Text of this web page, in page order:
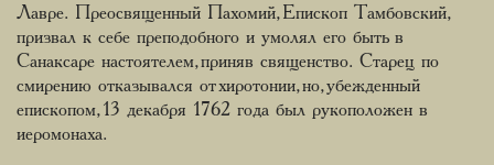
Лавре. Преосвященный Пахомий, Епископ Тамбовский,
призвал к себе преподобного и умолял его быть в
Санаксаре настоятелем, приняв священство. Старец по
смирению отказывался от хиротонии, но, убежденный
епископом, 13 декабря 1762 года был рукоположен в
иеромонаха.